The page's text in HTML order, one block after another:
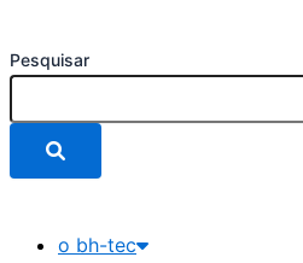
Pesquisar
o bh-tec